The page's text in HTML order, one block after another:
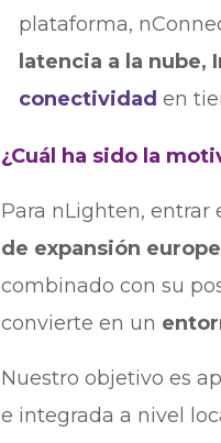
plataforma,
latencia a la
conectividad en
¿Cuál ha sido la
Para nLighten, entrar
de expansión
combinado con su
convierte en un
Nuestro objetivo es
e integrada a nivel